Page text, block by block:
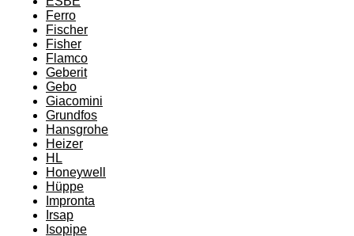
Ferro
Fischer
Fisher
Flamco
Geberit
Gebo
Giacomini
Grundfos
Hansgrohe
Heizer
HL
Honeywell
Hüppe
Impronta
Irsap
Isopipe